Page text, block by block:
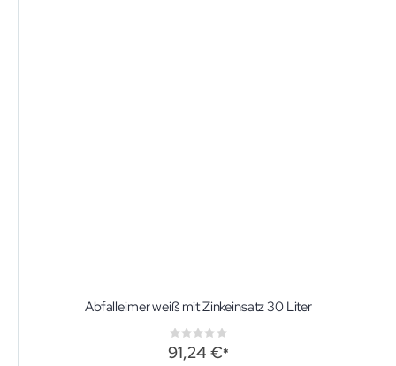
Abfalleimer weiß mit Zinkeinsatz 30 Liter
Rating:
0%
91,24 €